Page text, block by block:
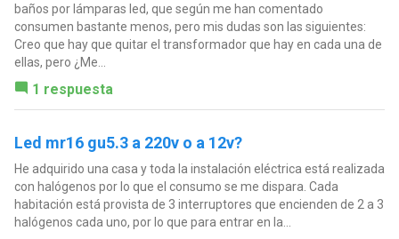
baños por lámparas led, que según me han comentado
consumen bastante menos, pero mis dudas son las siguientes:
Creo que hay que quitar el transformador que hay en cada una de
ellas, pero ¿Me...
1 respuesta
Led mr16 gu5.3 a 220v o a 12v?
He adquirido una casa y toda la instalación eléctrica está realizada
con halógenos por lo que el consumo se me dispara. Cada
habitación está provista de 3 interruptores que encienden de 2 a 3
halógenos cada uno, por lo que para entrar en la...